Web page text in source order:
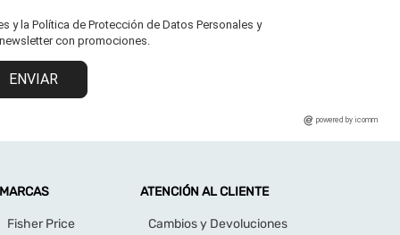
y la Política de Protección de Datos Personales y
con promociones.
ENVIAR
powered by icomm
Fisher Price
ATENCIÓN AL CLIENTE
Cambios y Devoluciones